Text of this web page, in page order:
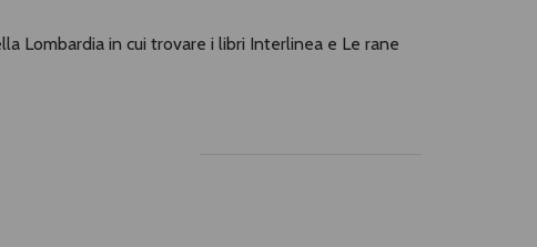
Lombardia in cui trovare i libri Interlinea e Le rane